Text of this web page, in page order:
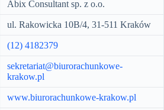
Abix Consultant sp. z o.o.
ul. Rakowicka 10B/4, 31-511 Kraków
(12) 4182379
sekretariat@biurorachunkowe-
krakow.pl
www.biurorachunkowe-krakow.pl